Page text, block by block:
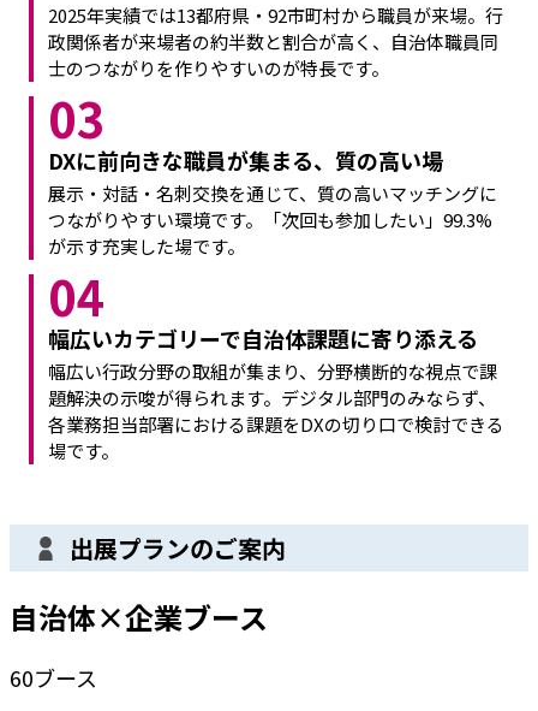
2025年実績では13都府県・92市町村から職員が来場。行
政関係者が来場者の約半数と割合が高く、自治体職員同
士のつながりを作りやすいのが特長です。
03
DXに前向きな職員が集まる、質の高い場
展示・対話・名刺交換を通じて、質の高いマッチングに
つながりやすい環境です。「次回も参加したい」99.3%
が示す充実した場です。
04
幅広いカテゴリーで自治体課題に寄り添える
幅広い行政分野の取組が集まり、分野横断的な視点で課
題解決の示唆が得られます。デジタル部門のみならず、
各業務担当部署における課題をDXの切り口で検討できる
場です。
出展プランのご案内
自治体×企業ブース
60ブース